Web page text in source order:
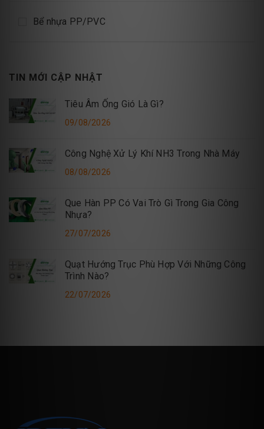
Bể nhựa PP/PVC
TIN MỚI CẬP NHẬT
Tiêu Âm Ống Gió Là Gì?
09/08/2026
Công Nghệ Xử Lý Khí NH3 Trong Nhà Máy
08/08/2026
Que Hàn PP Có Vai Trò Gì Trong Gia Công
Nhựa?
27/07/2026
Quạt Hướng Trục Phù Hợp Với Những Công
Trình Nào?
22/07/2026